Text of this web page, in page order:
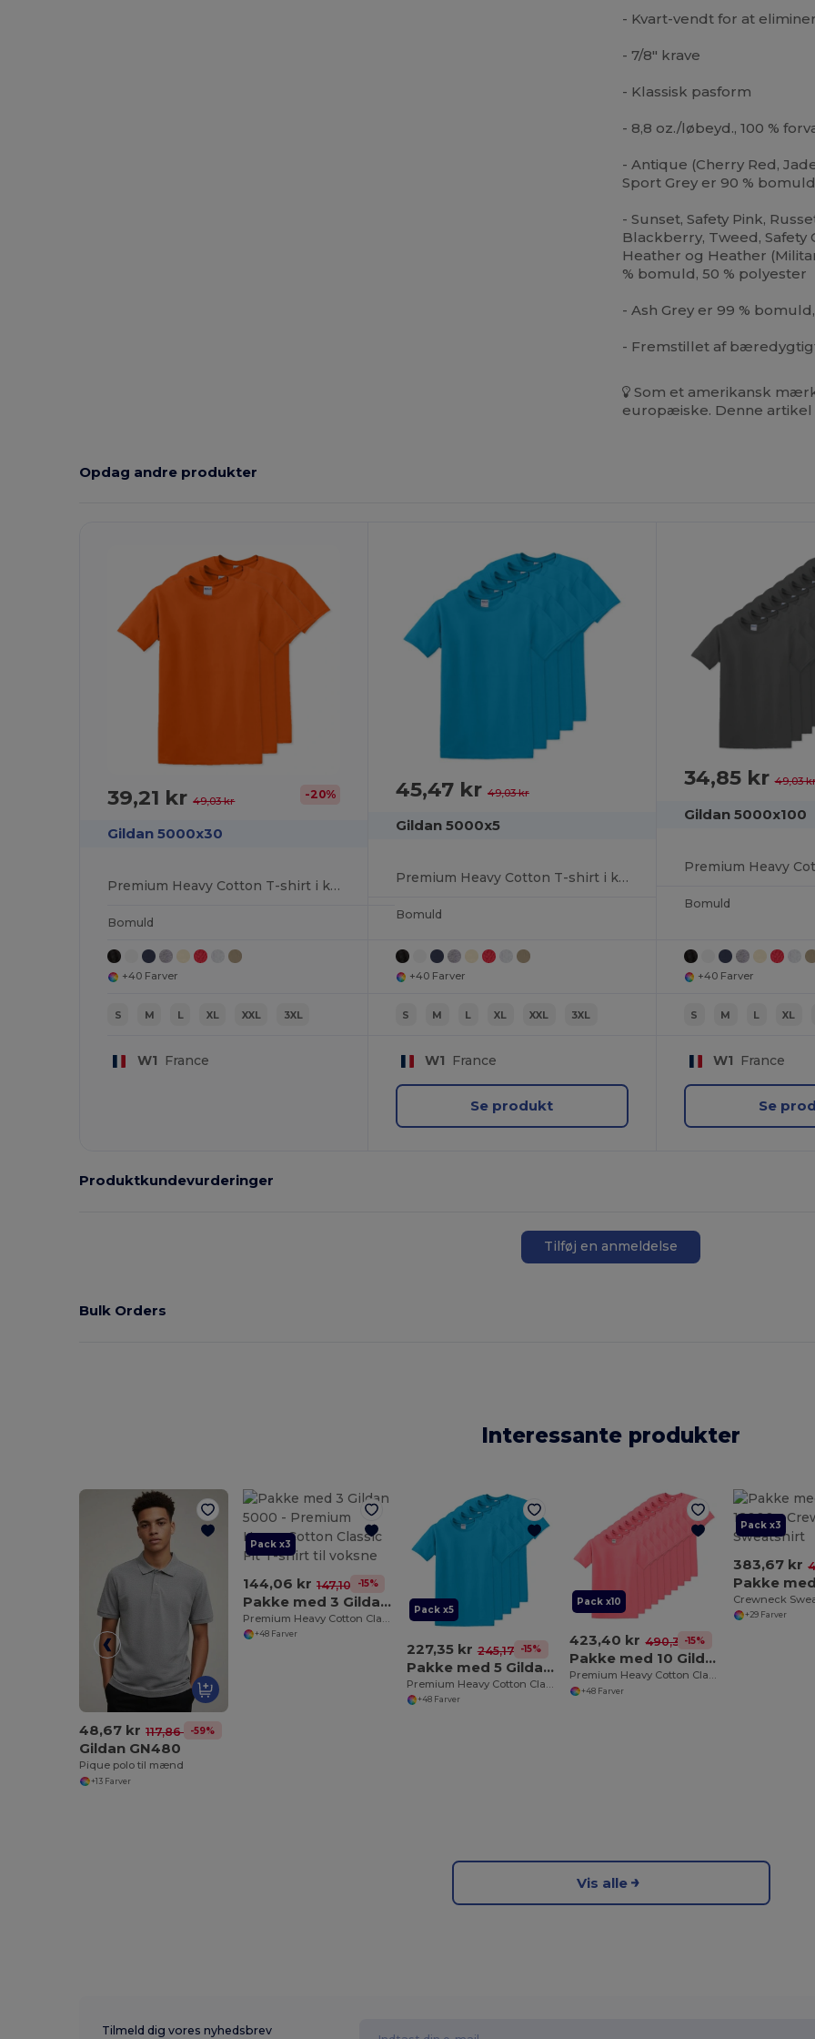
- Kvart-vendt for at
- 7/8" krave
- Klassisk pasform
- 8,8 oz./løbeyd., 100 %
- Antique (Cherry Red,
Sport Grey er 90 %
- Sunset, Safety Pink,
Blackberry, Tweed, Safety
Heather og Heather
% bomuld, 50 % polyester
- Ash Grey er 99 %
- Fremstillet af
Som et amerikansk
europæiske. Denne
Opdag andre produkter
39,21 kr49,03 kr -20%
Gildan 5000x30
Premium Heavy Cotton T-shirt i klassisk pasform til voksne
Bomuld
+40 Farver
S M L XL XXL 3XL
W1 France
45,47 kr 49,03 kr
Gildan 5000x5
Premium Heavy Cotton T-shirt i klassisk pasform til voksne
Bomuld
+40 Farver
S M L XL XXL 3XL
W1 France
Se produkt
34,85 kr49,03
Gildan 5000x100
Bomuld
+40 Farver
S M L XL
W1 France
Se
Produktkundevurderinger
Tilføj en anmeldelse
Bulk Orders
Interessante produkter
48,67 kr 117,86 kr-59%
Gildan GN480
Pique polo til mænd
+13 Farver
Pack x3
144,06 kr 147,10 kr-15%
Pakke med 3 Gildan 5000
Premium Heavy Cotton Classic Fit T-shirt til voksne
+48 Farver
Pack x5
227,35 kr 245,17 kr-15%
Pakke med 5 Gildan 5000
+48 Farver
Pack x10
423,40 kr 490,34 kr
-15%
Pakke med 10 Gildan 5000
Premium Heavy Cotton Classic Fit T-shirt til voksne
+48 Farver
Pack x3
383,67 kr
Crewneck
+29 Farver
Vis alle
Tilmeld dig vores nyhedsbrev